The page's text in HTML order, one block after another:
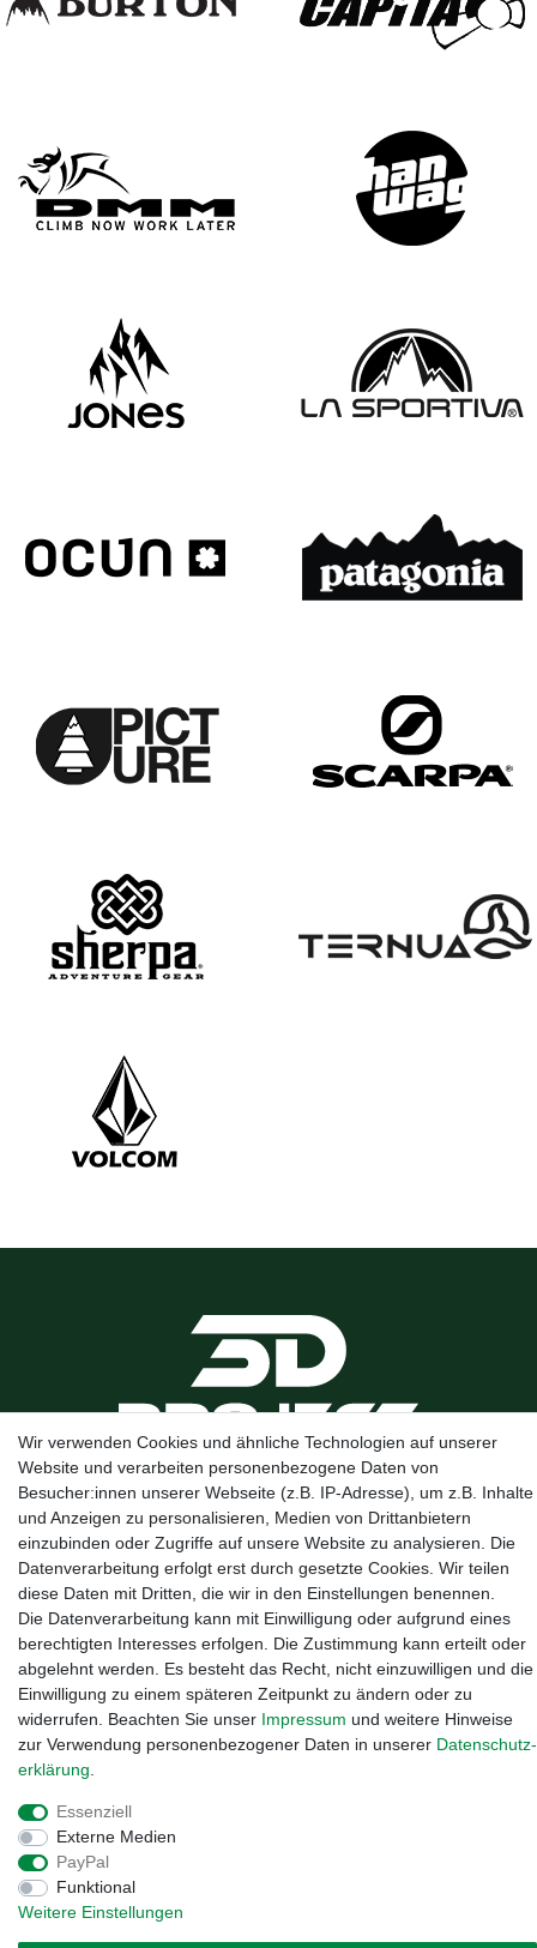
Kanalstraße 5, 95444 Bayreuth·0921 / 50753020·info@3dproject-
bayreuth.de
Widerrufs­recht
Wir verwenden Cookies und ähnliche Technologien auf unserer
Website und verarbeiten personenbezogene Daten von
Besucher:innen unserer Webseite (z.B. IP-Adresse), um z.B. Inhalte
und Anzeigen zu personalisieren, Medien von Drittanbietern
einzubinden oder Zugriffe auf unsere Website zu analysieren. Die
Datenverarbeitung erfolgt erst durch gesetzte Cookies. Wir teilen
diese Daten mit Dritten, die wir in den Einstellungen benennen.
Die Datenverarbeitung kann mit Einwilligung oder aufgrund eines
berechtigten Interesses erfolgen. Die Zustimmung kann erteilt oder
abgelehnt werden. Es besteht das Recht, nicht einzuwilligen und die
Einwilligung zu einem späteren Zeitpunkt zu ändern oder zu
widerrufen. Beachten Sie unser Impressum und weitere Hinweise
zur Verwendung personenbezogener Daten in unserer Daten­schutz­
erklärung
Essenziell
Externe Medien
PayPal
Funktional
Weitere Einstellungen